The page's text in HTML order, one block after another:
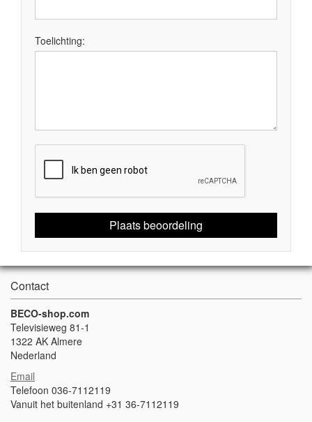
Toelichting:
Plaats beoordeling
Contact
BECO-shop.com
Televisieweg 81-1
1322 AK Almere
Nederland
Email
Telefoon 036-7112119
Vanuit het buitenland +31 36-7112119